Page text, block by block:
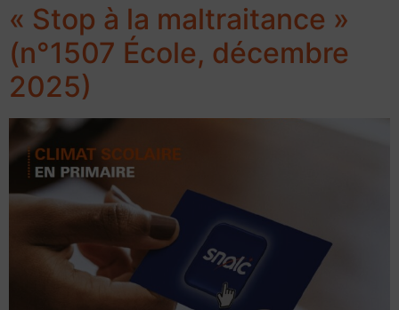
« Stop à la maltraitance »
(n°1507 École, décembre
2025)